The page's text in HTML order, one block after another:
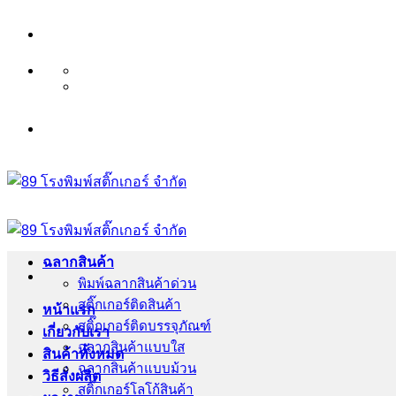
หน้าแรก
เกี่ยวกับเรา
สินค้าทั้งหมด
วิธีสั่งผลิต
ฉลากสินค้า
พิมพ์ฉลากสินค้าด่วน
สติ๊กเกอร์ติดสินค้า
สติ๊กเกอร์ติดบรรจุภัณฑ์
ฉลากสินค้าแบบใส
ฉลากสินค้าแบบม้วน
สติ๊กเกอร์โลโก้สินค้า